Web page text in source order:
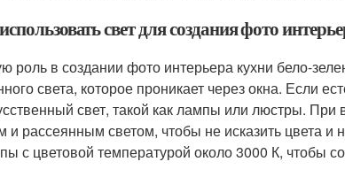
свет для создания фото
роль в создании фото интерьера кухни бело-
света, которое проникает через окна. Если
свет, такой как лампы или люстры. При
рассеянным светом, чтобы не исказить цвета и
с цветовой температурой около 3000 К, чтобы